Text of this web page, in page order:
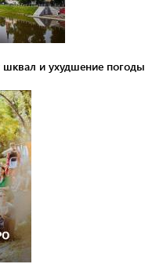
и ухудшение погоды